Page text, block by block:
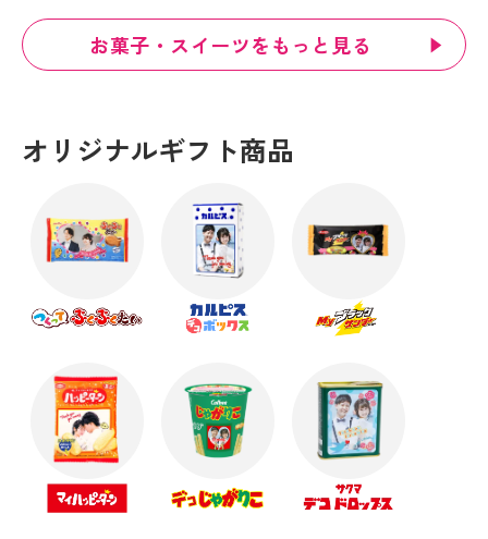
お菓子・スイーツをもっと見る
オリジナルギフト商品